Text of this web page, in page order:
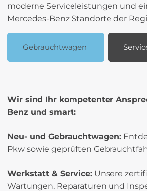
moderne Serviceleistungen und
Mercedes-Benz Standorte der
Gebrauchtwagen
Wir sind Ihr kompetenter
Benz und smart:
Neu- und Gebrauchtwagen:
Pkw sowie geprüften
Werkstatt & Service: Unsere
Wartungen, Reparaturen und